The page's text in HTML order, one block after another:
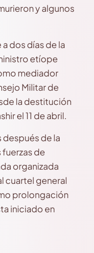
y algunos
dos días de la
etíope
mediador
Militar de
la destitución
el 11 de abril.
después de la
de
organizada
cuartel general
prolongación
iniciado en